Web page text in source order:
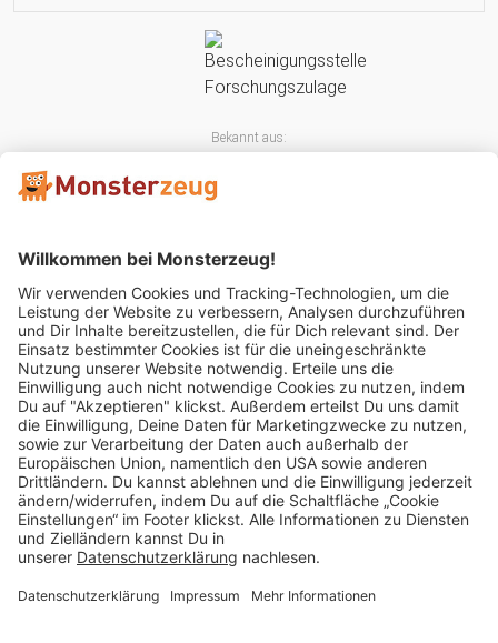
Bekannt aus:
Mitglied im:
Impressum AGB Widerrufsbelehrung